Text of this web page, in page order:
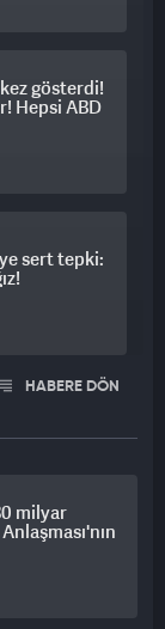
gösterdi!
Hepsi ABD
sert tepki:
HABERE DÖN
milyar